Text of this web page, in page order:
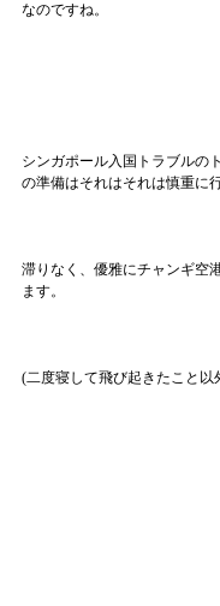
なのですね。
シンガポール入国トラブルの
の準備はそれはそれは慎重に
滞りなく、優雅にチャンギ空
ます。
(二度寝して飛び起きたこと以